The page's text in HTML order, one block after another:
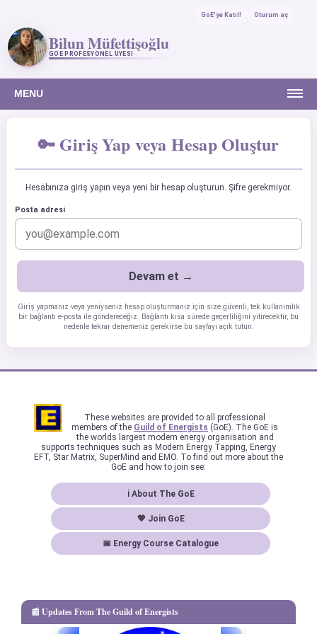
GoE'ye Katıl! Oturum aç
Bilun Müfettişoğlu
GOE PROFESYONEL ÜYESI
MENU
🔑 Giriş Yap veya Hesap Oluştur
Hesabınıza giriş yapın veya yeni bir hesap oluşturun. Şifre gerekmiyor.
Posta adresi
Giriş yapmanız veya yeniyseniz hesap oluşturmanız için size güvenli, tek kullanımlık
bir bağlantı e-posta ile göndereceğiz. Bağlantı kısa sürede geçerliliğini yitirecektir, bu
nedenle tekrar denemeniz gerekirse bu sayfayı açık tutun.
These websites are provided to all professional
members of the Guild of Energists (GoE). The GoE is
the worlds largest modern energy organisation and
supports techniques such as Modern Energy Tapping, Energy
EFT, Star Matrix, SuperMind and EMO. To find out more about the
GoE and how to join see:
ℹ About The GoE
💖 Join GoE
📅 Energy Course Catalogue
📰 Updates From The Guild of Energists